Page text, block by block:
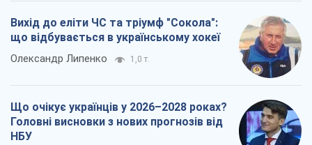
Вихід до еліти ЧС та тріумф "Сокола":
що відбувається в українському хокеї
Олександр Липенко 1,0 т.
Що очікує українців у 2026–2028 роках?
Головні висновки з нових прогнозів від
НБУ